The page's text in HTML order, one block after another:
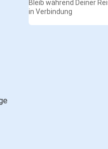
Bleib während Deiner
in Verbindung